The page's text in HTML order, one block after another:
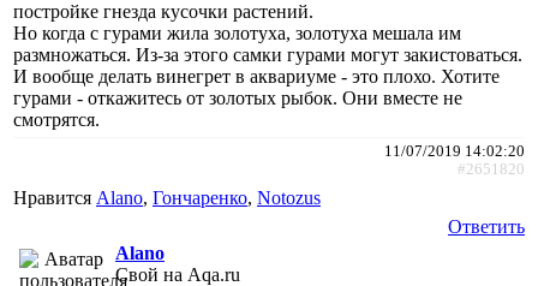
постройке гнезда кусочки растений.
Но когда с гурами жила золотуха, золотуха мешала им
размножаться. Из-за этого самки гурами могут закистоваться.
И вообще делать винегрет в аквариуме - это плохо. Хотите
гурами - откажитесь от золотых рыбок. Они вместе не
смотрятся.
11/07/2019 14:02:20
#2651820
Нравится Alano, Гончаренко, Notozus
Ответить
Alano
Свой на Aqa.ru